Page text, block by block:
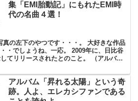
集「EMI胎動記」にもれたEMI時
代の名曲４選！
真の左下のやつです・・・。 大好きな作品
・でしょうね、一応。 2009年に、日比谷
てリリースされたとのこと。 （アルバム
アルバム「昇れる太陽」という奇
跡。人よ、エレカシファンである